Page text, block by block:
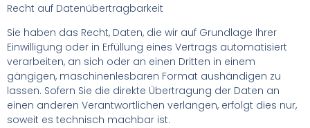
Recht auf Datenübertragbarkeit
Sie haben das Recht, Daten, die wir auf Grundlage Ihrer
Einwilligung oder in Erfüllung eines Vertrags automatisiert
verarbeiten, an sich oder an einen Dritten in einem
gängigen, maschinenlesbaren Format aushändigen zu
lassen. Sofern Sie die direkte Übertragung der Daten an
einen anderen Verantwortlichen verlangen, erfolgt dies nur,
soweit es technisch machbar ist.